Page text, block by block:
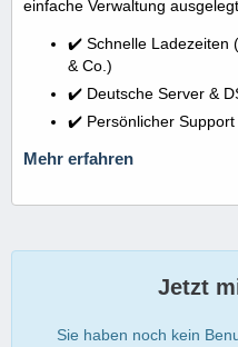
einfache Verwaltung
✔️ Schnelle Ladezeiten
& Co.)
✔️ Deutsche Server &
✔️ Persönlicher Support
Mehr erfahren
Jetzt
Sie haben noch kein